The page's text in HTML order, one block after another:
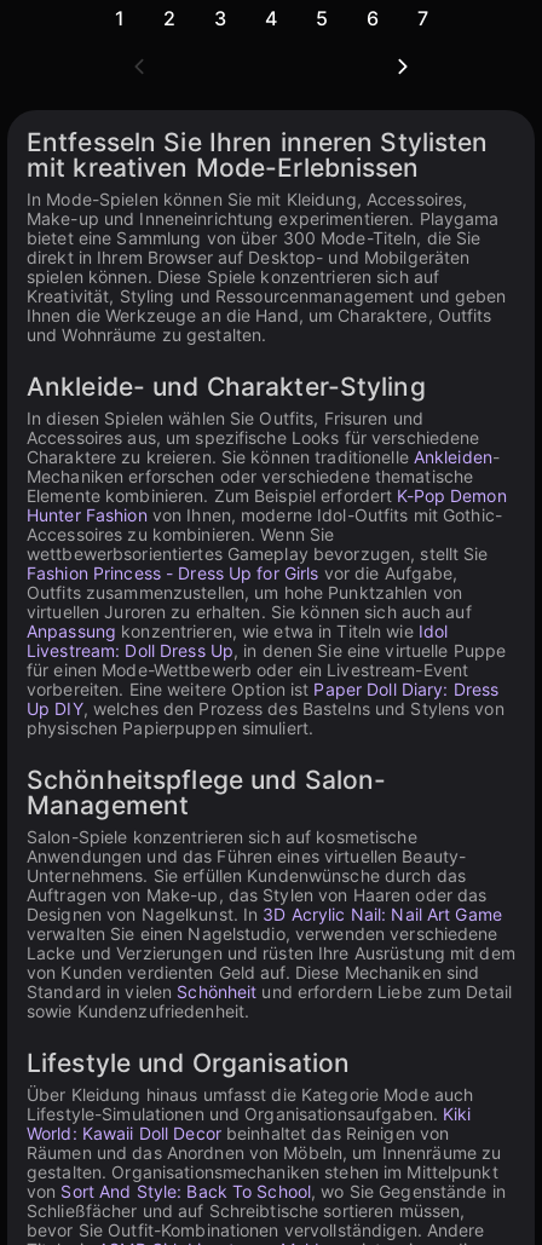
1 2 3 4 5 6 7
Entfesseln Sie Ihren inneren Stylisten
mit kreativen Mode-Erlebnissen
In Mode-Spielen können Sie mit Kleidung, Accessoires,
Make-up und Inneneinrichtung experimentieren. Playgama
bietet eine Sammlung von über 300 Mode-Titeln, die Sie
direkt in Ihrem Browser auf Desktop- und Mobilgeräten
spielen können. Diese Spiele konzentrieren sich auf
Kreativität, Styling und Ressourcenmanagement und geben
Ihnen die Werkzeuge an die Hand, um Charaktere, Outfits
und Wohnräume zu gestalten.
Ankleide- und Charakter-Styling
In diesen Spielen wählen Sie Outfits, Frisuren und
Accessoires aus, um spezifische Looks für verschiedene
Charaktere zu kreieren. Sie können traditionelle Ankleiden-
Mechaniken erforschen oder verschiedene thematische
Elemente kombinieren. Zum Beispiel erfordert K-Pop Demon
Hunter Fashion von Ihnen, moderne Idol-Outfits mit Gothic-
Accessoires zu kombinieren. Wenn Sie
wettbewerbsorientiertes Gameplay bevorzugen, stellt Sie
Fashion Princess - Dress Up for Girls vor die Aufgabe,
Outfits zusammenzustellen, um hohe Punktzahlen von
virtuellen Juroren zu erhalten. Sie können sich auch auf
Anpassung konzentrieren, wie etwa in Titeln wie Idol
Livestream: Doll Dress Up, in denen Sie eine virtuelle Puppe
für einen Mode-Wettbewerb oder ein Livestream-Event
vorbereiten. Eine weitere Option ist Paper Doll Diary: Dress
Up DIY, welches den Prozess des Bastelns und Stylens von
physischen Papierpuppen simuliert.
Schönheitspflege und Salon-
Management
Salon-Spiele konzentrieren sich auf kosmetische
Anwendungen und das Führen eines virtuellen Beauty-
Unternehmens. Sie erfüllen Kundenwünsche durch das
Auftragen von Make-up, das Stylen von Haaren oder das
Designen von Nagelkunst. In 3D Acrylic Nail: Nail Art Game
verwalten Sie einen Nagelstudio, verwenden verschiedene
Lacke und Verzierungen und rüsten Ihre Ausrüstung mit dem
von Kunden verdienten Geld auf. Diese Mechaniken sind
Standard in vielen Schönheit und erfordern Liebe zum Detail
sowie Kundenzufriedenheit.
Lifestyle und Organisation
Über Kleidung hinaus umfasst die Kategorie Mode auch
Lifestyle-Simulationen und Organisationsaufgaben. Kiki
World: Kawaii Doll Decorbeinhaltet das Reinigen von
Räumen und das Anordnen von Möbeln, um Innenräume zu
gestalten. Organisationsmechaniken stehen im Mittelpunkt
von Sort And Style: Back To School, wo Sie Gegenstände in
Schließfächer und auf Schreibtische sortieren müssen,
bevor Sie Outfit-Kombinationen vervollständigen. Andere